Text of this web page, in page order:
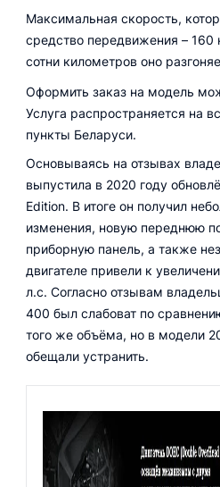
Максимальная скорость,
средство передвижения – 160
сотни километров оно
Оформить заказ на модель
Услуга распространяется на
пункты Беларуси.
Основываясь на отзывах
выпустила в 2020 году
Edition. В итоге он получил
изменения, новую переднюю
приборную панель, а также
двигателе привели к
л.с. Согласно отзывам
400 был слабоват по
того же объёма, но в модели
обещали устранить.